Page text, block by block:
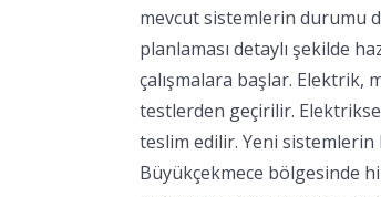
mevcut sistemlerin durumu
planlaması detaylı şekilde
çalışmalara başlar.
testlerden geçirilir.
teslim edilir. Yeni sistemlerin
Büyükçekmece bölgesinde